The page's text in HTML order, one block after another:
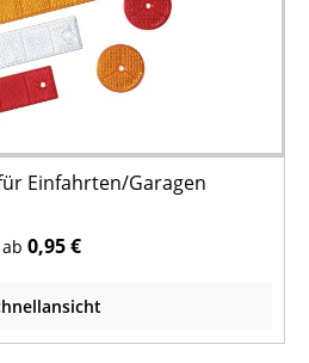
Einfahrten/Garagen
ab 0,95 €